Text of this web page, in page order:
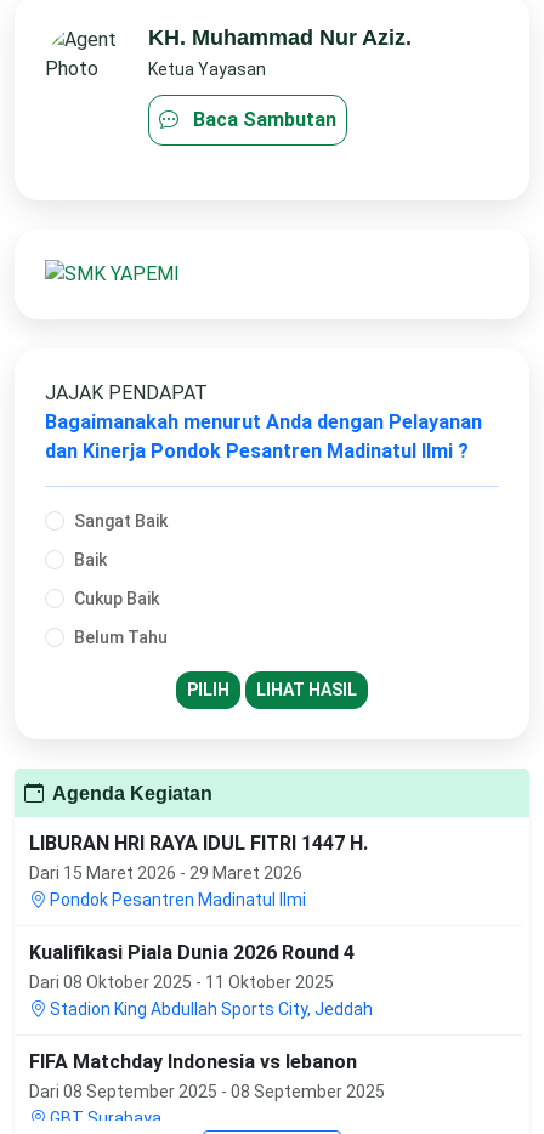
KH. Muhammad Nur Aziz.
Ketua Yayasan
Baca Sambutan
JAJAK PENDAPAT
Bagaimanakah menurut Anda dengan Pelayanan
dan Kinerja Pondok Pesantren Madinatul Ilmi ?
Sangat Baik
Baik
Cukup Baik
Belum Tahu
PILIH LIHAT HASIL
Agenda Kegiatan
LIBURAN HRI RAYA IDUL FITRI 1447 H.
Dari 15 Maret 2026 - 29 Maret 2026
Pondok Pesantren Madinatul Ilmi
Kualifikasi Piala Dunia 2026 Round 4
Dari 08 Oktober 2025 - 11 Oktober 2025
Stadion King Abdullah Sports City, Jeddah
FIFA Matchday Indonesia vs lebanon
Dari 08 September 2025 - 08 September 2025
GBT Surabaya